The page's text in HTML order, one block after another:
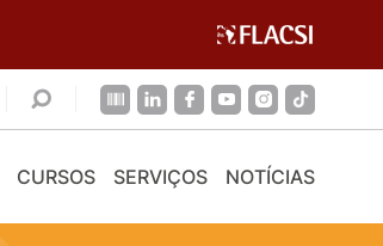
CURSOS SERVIÇOS NOTÍCIAS